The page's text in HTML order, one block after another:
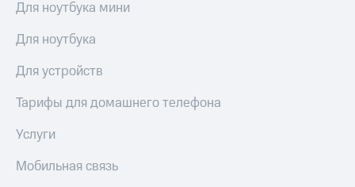
Для ноутбука мини
Для ноутбука
Для устройств
Тарифы для домашнего телефона
Услуги
Мобильная связь